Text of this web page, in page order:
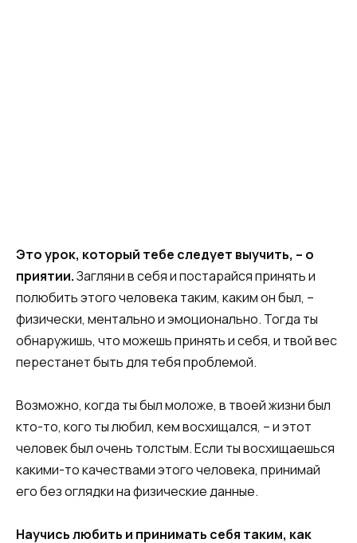
Это урок, который тебе следует выучить, – о
приятии.Загляни в себя и постарайся принять и
полюбить этого человека таким, каким он был, –
физически, ментально и эмоционально. Тогда ты
обнаружишь, что можешь принять и себя, и твой вес
перестанет быть для тебя проблемой.
Возможно, когда ты был моложе, в твоей жизни был
кто-то, кого ты любил, кем восхищался, – и этот
человек был очень толстым. Если ты восхищаешься
какими-то качествами этого человека, принимай
его без оглядки на физические данные.
Научись любить и принимать себя таким, как